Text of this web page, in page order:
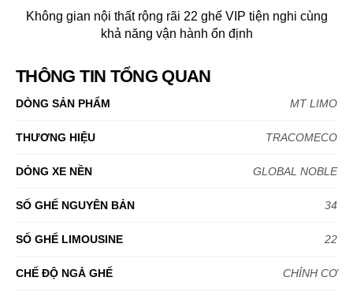
Không gian nội thất rộng rãi 22 ghế VIP tiện nghi cùng
khả năng vận hành ổn định
THÔNG TIN TỔNG QUAN
DÒNG SẢN PHẨM MT LIMO
THƯƠNG HIỆU TRACOMECO
DÒNG XE NỀN GLOBAL NOBLE
SỐ GHẾ NGUYÊN BẢN 34
SỐ GHẾ LIMOUSINE 22
CHẾ ĐỘ NGẢ GHẾ CHỈNH CƠ